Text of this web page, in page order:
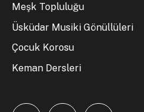
Meşk Topluluğu
Üsküdar Musiki Gönüllüleri
Çocuk Korosu
Keman Dersleri